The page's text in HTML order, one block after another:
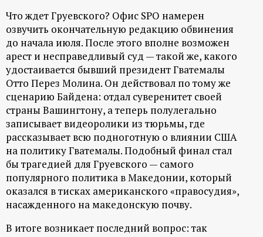
Что ждет Груевского? Офис SPO намерен
озвучить окончательную редакцию обвинения
до начала июля. После этого вполне возможен
арест и несправедливый суд — такой же, какого
удостаивается бывший президент Гватемалы
Отто Перез Молина. Он действовал по тому же
сценарию Байдена: отдал суверенитет своей
страны Вашингтону, а теперь полулегально
записывает видеоролики из тюрьмы, где
рассказывает всю подноготную о влиянии США
на политику Гватемалы. Подобный финал стал
бы трагедией для Груевского — самого
популярного политика в Македонии, который
оказался в тисках американского «правосудия»,
насажденного на македонскую почву.
В итоге возникает последний вопрос: так